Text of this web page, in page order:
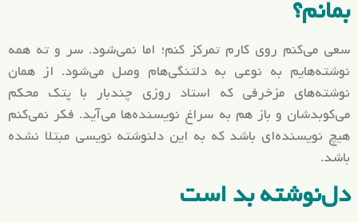
بمانم؟
سعی می‌کنم روی کارم تمرکز کنم؛ اما نمی‌شود. سر و ته همه
نوشته‌هایم به نوعی به دلتنگی‌هام وصل می‌شود. از همان
نوشته‌های مزخرفی که استاد روزی چندبار با پتک محکم
می‌کوبدشان و باز هم به سراغ نویسنده‌ها می‌آید. فکر نمی‌کنم
هیچ نویسنده‌ای باشد که به این دلنوشته نویسی مبتلا نشده
باشد.
دل‌نوشته بد است